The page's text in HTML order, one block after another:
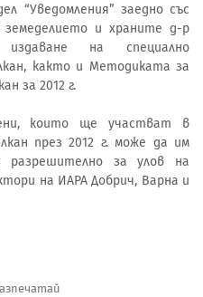
“Уведомления” заедно със
и храните д-р
на специално
както и Методиката за
за 2012 г.
които ще участват в
през 2012 г. може да им
разрешително за улов на
на ИАРА Добрич, Варна и